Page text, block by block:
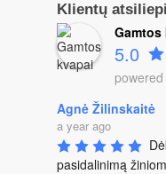
Klientų
Gamtos
5.0
Agnė Žilinskaitė
a year ago
pasidalinimą